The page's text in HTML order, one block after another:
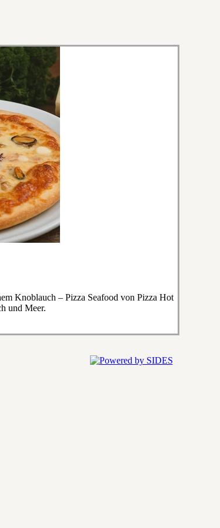
Knoblauch – Pizza Seafood von Pizza Hot
und Meer.